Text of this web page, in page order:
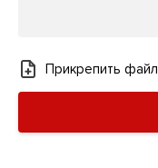
Прикрепить файл